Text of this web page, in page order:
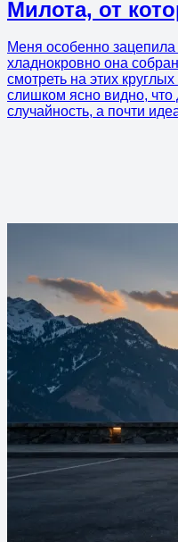
Милота, от
Меня особенно
хладнокровно она
смотреть на этих
слишком ясно видно, что
случайность, а почти